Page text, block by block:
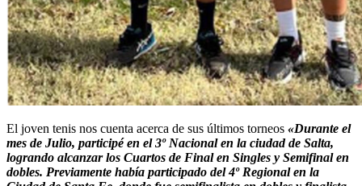
El joven tenis nos cuenta acerca de sus últimos torneos «Durante el
mes de Julio, participé en el 3º Nacional en la ciudad de Salta,
logrando alcanzar los Cuartos de Final en Singles y Semifinal en
dobles. Previamente había participado del 4º Regional en la